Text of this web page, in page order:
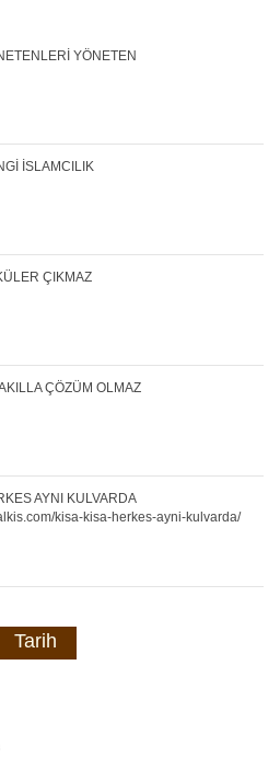
YÖNETEN
İSLAMCILIK
ÇIKMAZ
ÇÖZÜM OLMAZ
AYNI KULVARDA
kisa-kisa-herkes-ayni-kulvarda/
Tarih